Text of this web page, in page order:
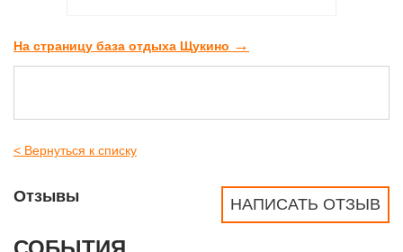
На страницу база отдыха Щукино →
< Вернуться к списку
НАПИСАТЬ ОТЗЫВ
Отзывы